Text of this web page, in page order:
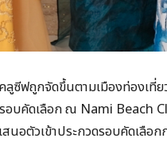
ซีฟถูกจัดขึ้นตามเมืองท่องเที่ย
บคัดเลือก ณ Nami Beach
อตัวเข้าประกวดรอบคัดเลือ